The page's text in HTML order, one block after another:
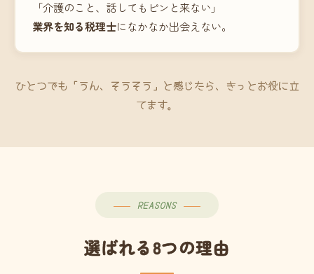
「介護のこと、話してもピンと来ない」
業界を知る税理士になかなか出会えない。
ひとつでも「うん、そうそう」と感じたら、きっとお役に立
てます。
REASONS
選ばれる8つの理由